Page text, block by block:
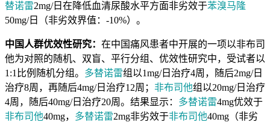
替诺雷2mg/日在降低血清尿酸水平方面非劣效于苯溴马隆
50mg/日（非劣效界值：-10%）。
中国人群优效性研究： 在中国痛风患者中开展的一项以非布司
他为对照的随机、双盲、平行分组、优效性研究中，受试者以
1:1比例随机分组。 多替诺雷组以1mg/日治疗4周，随后2mg/日
治疗8周，再随后4mg/日治疗12周； 非布司他组以20mg/日治疗
4周，随后40mg/日治疗20周。结果显示： 多替诺雷4mg优效于
非布司他40mg， 多替诺雷2mg非劣效于非布司他40mg（非劣